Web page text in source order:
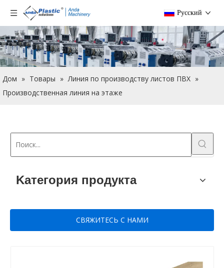
Pусский
Дом » Товары » Линия по производству листов ПВХ »
Производственная линия на этаже
Kатегория продукта
СВЯЖИТЕСЬ С НАМИ